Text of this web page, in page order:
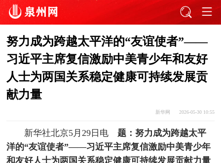
努力成为跨越太平洋的“友谊使者”——
习近平主席复信激励中美青少年和友好
人士为两国关系稳定健康可持续发展贡
献力量
新华网 2026-05-30 10:55
新华社北京5月29日电 题：努力成为跨越太平
洋的“友谊使者”——习近平主席复信激励中美青少年
和友好人士为两国关系稳定健康可持续发展贡献力量